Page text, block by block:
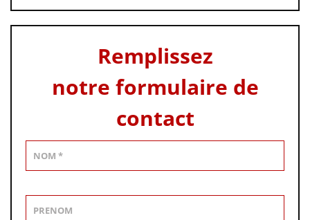
Remplissez
notre formulaire de
contact